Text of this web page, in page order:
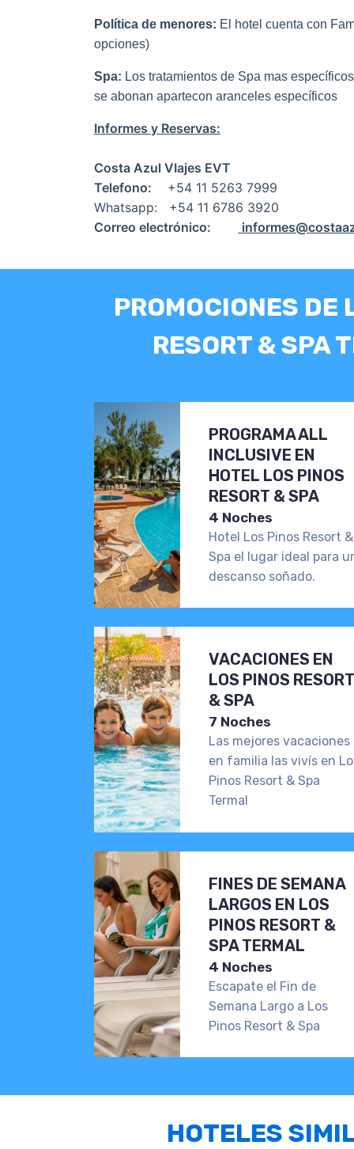
Política de menores: El hotel cuenta con
opciones)
Spa: Los tratamientos de Spa mas
se abonan apartecon aranceles específicos
Informes y Reservas:
Costa Azul VIajes EVT
Telefono: +54 11 5263 7999
Whatsapp: +54 11 6786 3920
Correo electrónico:
PROMOCIONES DE
RESORT & SPA
PROGRAMA ALL
INCLUSIVE EN
HOTEL LOS PINOS
RESORT & SPA
4 Noches
Hotel Los Pinos Resort &
Spa el lugar ideal para
descanso soñado.
VACACIONES EN
LOS PINOS RESORT
& SPA
7 Noches
Las mejores vacaciones
en familia las vivís en
Pinos Resort & Spa
Termal
FINES DE SEMANA
LARGOS EN LOS
PINOS RESORT &
SPA TERMAL
4 Noches
Escapate el Fin de
Semana Largo a Los
Pinos Resort & Spa
HOTELES